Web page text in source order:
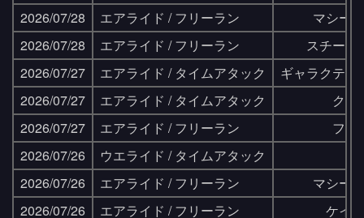
2026/07/28
エアライド / フリーラン
マシー
2026/07/28
エアライド / フリーラン
スチール
2026/07/27
エアライド / タイムアタック
ギャラクティ
2026/07/27
エアライド / タイムアタック
クリ
2026/07/27
エアライド / フリーラン
フラ
2026/07/26
ウエライド / タイムアタック
2026/07/26
エアライド / フリーラン
マシー
2026/07/26
エアライド / フリーラン
ケイ